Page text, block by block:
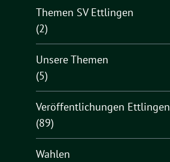
Themen SV Ettlingen
(2)
Unsere Themen
(5)
Veröffentlichungen Ettlingen
(89)
Wahlen